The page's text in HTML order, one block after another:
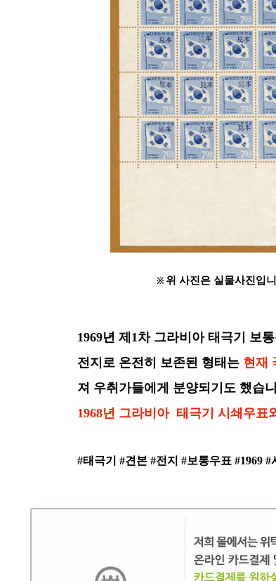
※ 위 사진은 실물사진입
1969년 제1차 그라비아 태극기 보
전지로 온전히 보존된 형태는 현재
져 우취가들에게 분양되기도 했습
1968년 그라비아 태극기 시쇄 우표
#태극기 #견본 #전지 #보통우표 #1969